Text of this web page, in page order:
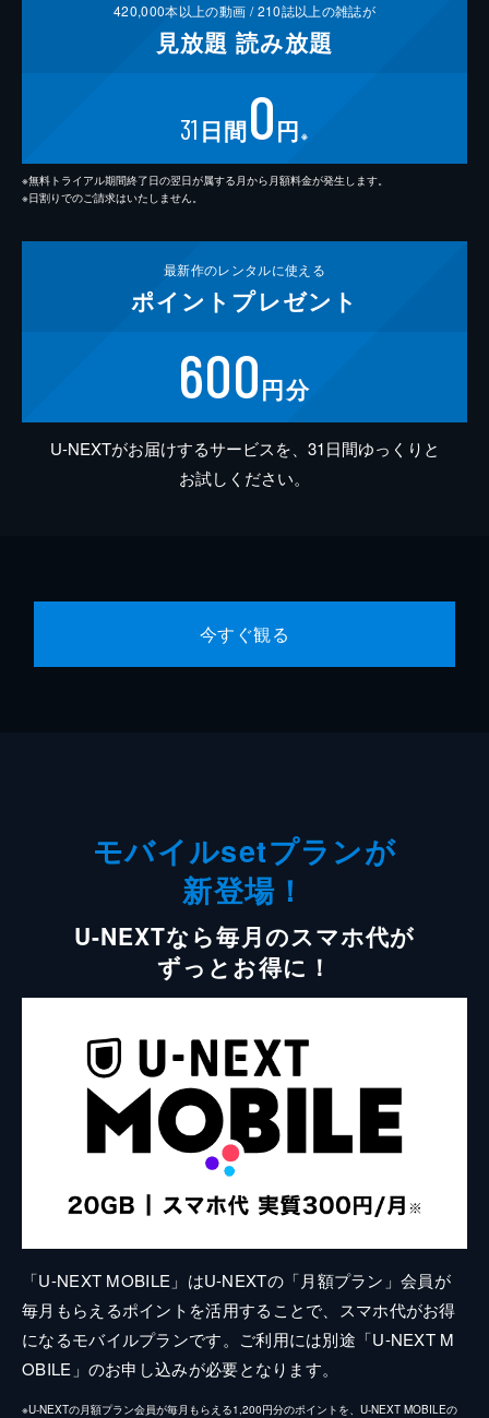
420,000本以上の動画 /210誌以上の雑誌が
見放題 読み放題
31 日間0円 ※
※無料トライアル期間終了日の翌日が属する月から月額料金が発生します。
※日割りでのご請求はいたしません。
最新作のレンタルに使える
ポイント プレゼント
600円分
U-NEXTがお届けするサービスを、31日間ゆっくりと
お試しください。
今すぐ観る
モバイルsetプランが
新登場！
U-NEXTなら毎月のスマホ代が
ずっとお得に！
「U-NEXT MOBILE」はU-NEXTの「月額プラン」会員が
毎月もらえるポイントを活用することで、スマホ代がお得
になるモバイルプランです。ご利用には別途「U-NEXT M
OBILE」のお申し込みが必要となります。
※U-NEXTの月額プラン会員が毎月もらえる1,200円分のポイントを、U-NEXT MOBILEの